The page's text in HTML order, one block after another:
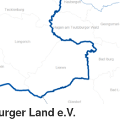
Land e.V.